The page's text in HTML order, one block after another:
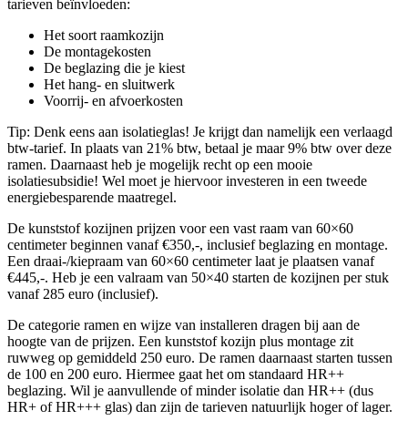
tarieven beïnvloeden:
Het soort raamkozijn
De montagekosten
De beglazing die je kiest
Het hang- en sluitwerk
Voorrij- en afvoerkosten
Tip: Denk eens aan isolatieglas! Je krijgt dan namelijk een verlaagd
btw-tarief. In plaats van 21% btw, betaal je maar 9% btw over deze
ramen. Daarnaast heb je mogelijk recht op een mooie
isolatiesubsidie! Wel moet je hiervoor investeren in een tweede
energiebesparende maatregel.
De kunststof kozijnen prijzen voor een vast raam van 60×60
centimeter beginnen vanaf €350,-, inclusief beglazing en montage.
Een draai-/kiepraam van 60×60 centimeter laat je plaatsen vanaf
€445,-. Heb je een valraam van 50×40 starten de kozijnen per stuk
vanaf 285 euro (inclusief).
De categorie ramen en wijze van installeren dragen bij aan de
hoogte van de prijzen. Een kunststof kozijn plus montage zit
ruwweg op gemiddeld 250 euro. De ramen daarnaast starten tussen
de 100 en 200 euro. Hiermee gaat het om standaard HR++
beglazing. Wil je aanvullende of minder isolatie dan HR++ (dus
HR+ of HR+++ glas) dan zijn de tarieven natuurlijk hoger of lager.